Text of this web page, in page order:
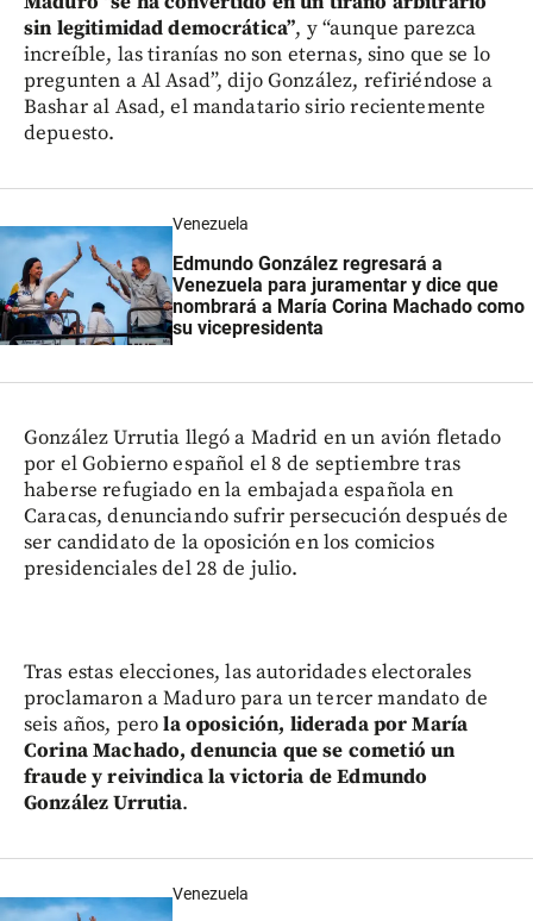
sin legitimidad democrática”, y “aunque parezca
increíble, las tiranías no son eternas, sino que se lo
pregunten a Al Asad”, dijo González, refiriéndose a
Bashar al Asad, el mandatario sirio recientemente
depuesto.
Venezuela
Edmundo González regresará a
Venezuela para juramentar y dice que
nombrará a María Corina Machado como
su vicepresidenta
González Urrutia llegó a Madrid en un avión fletado
por el Gobierno español el 8 de septiembre tras
haberse refugiado en la embajada española en
Caracas, denunciando sufrir persecución después de
ser candidato de la oposición en los comicios
presidenciales del 28 de julio.
Tras estas elecciones, las autoridades electorales
proclamaron a Maduro para un tercer mandato de
seis años, perola oposición, liderada por María
Corina Machado, denuncia que se cometió un
fraude y reivindica la victoria de Edmundo
González Urrutia.
Venezuela